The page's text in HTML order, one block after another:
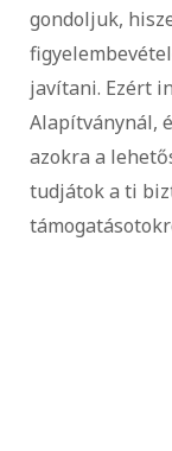
gondoljuk,
javítani. Ezért
Alapítványnál,
azokra a
tudjátok a ti